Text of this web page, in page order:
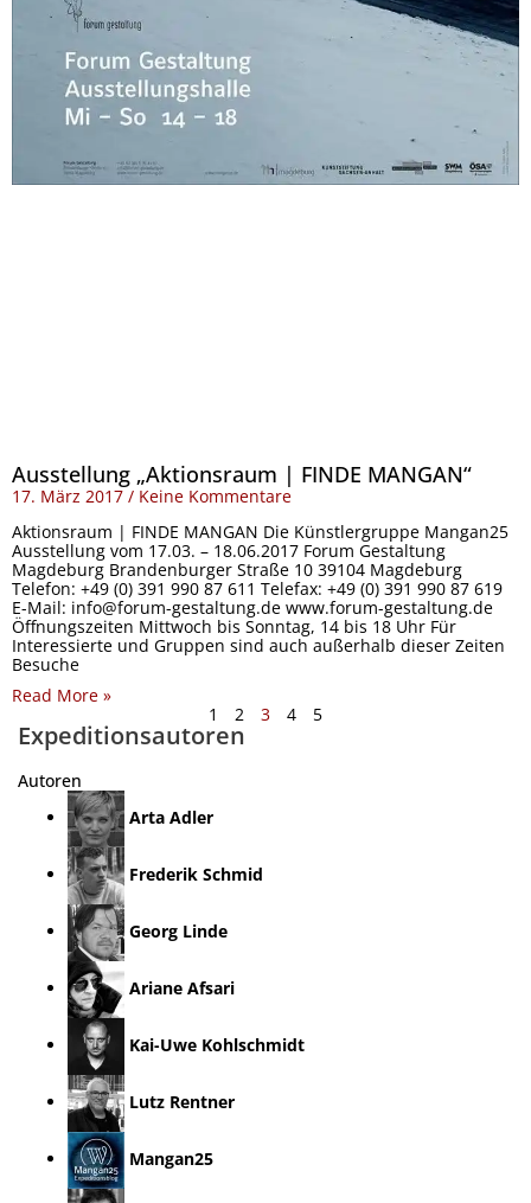
Ausstellung „Aktionsraum | FINDE MANGAN“
17. März 2017
Keine Kommentare
Aktionsraum | FINDE MANGAN Die Künstlergruppe Mangan25
Ausstellung vom 17.03. – 18.06.2017 Forum Gestaltung
Magdeburg Brandenburger Straße 10 39104 Magdeburg
Telefon: +49 (0) 391 990 87 611 Telefax: +49 (0) 391 990 87 619
E-Mail: info@forum-gestaltung.de www.forum-gestaltung.de
Öffnungszeiten Mittwoch bis Sonntag, 14 bis 18 Uhr Für
Interessierte und Gruppen sind auch außerhalb dieser Zeiten
Besuche
Read More »
1
2 3 4 5
Expeditionsautoren
Autoren
Arta Adler
Frederik Schmid
Georg Linde
Ariane Afsari
Kai-Uwe Kohlschmidt
Lutz Rentner
Mangan25